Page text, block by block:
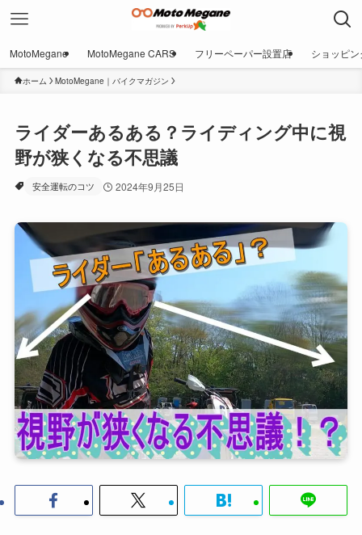
MotoMegane MotoMegane CARS フリーペーパー設置店 ショッピン
ホーム MotoMegane｜バイクマガジン
ライダーあるある？ライディング中に視
野が狭くなる不思議
安全運転のコツ 2024年9月25日